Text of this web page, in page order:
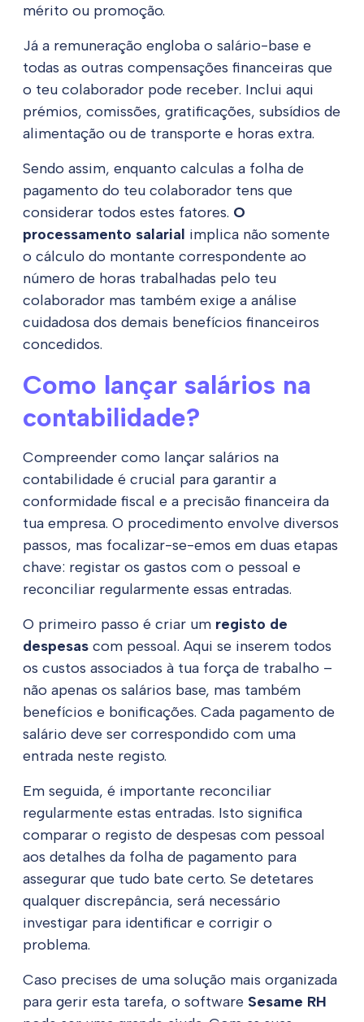
mérito ou promoção.
Já a remuneração engloba o salário-base e
todas as outras compensações financeiras que
o teu colaborador pode receber. Inclui aqui
prémios, comissões, gratificações, subsídios de
alimentação ou de transporte e horas extra.
Sendo assim, enquanto calculas a folha de
pagamento do teu colaborador tens que
considerar todos estes fatores. O
processamento salarial implica não somente
o cálculo do montante correspondente ao
número de horas trabalhadas pelo teu
colaborador mas também exige a análise
cuidadosa dos demais benefícios financeiros
concedidos.
Como lançar salários na
contabilidade?
Compreender como lançar salários na
contabilidade é crucial para garantir a
conformidade fiscal e a precisão financeira da
tua empresa. O procedimento envolve diversos
passos, mas focalizar-se-emos em duas etapas
chave: registar os gastos com o pessoal e
reconciliar regularmente essas entradas.
O primeiro passo é criar um registo de
despesas com pessoal. Aqui se inserem todos
os custos associados à tua força de trabalho –
não apenas os salários base, mas também
benefícios e bonificações. Cada pagamento de
salário deve ser correspondido com uma
entrada neste registo.
Em seguida, é importante reconciliar
regularmente estas entradas. Isto significa
comparar o registo de despesas com pessoal
aos detalhes da folha de pagamento para
assegurar que tudo bate certo. Se detetares
qualquer discrepância, será necessário
investigar para identificar e corrigir o
problema.
Caso precises de uma solução mais organizada
para gerir esta tarefa, o software Sesame RH